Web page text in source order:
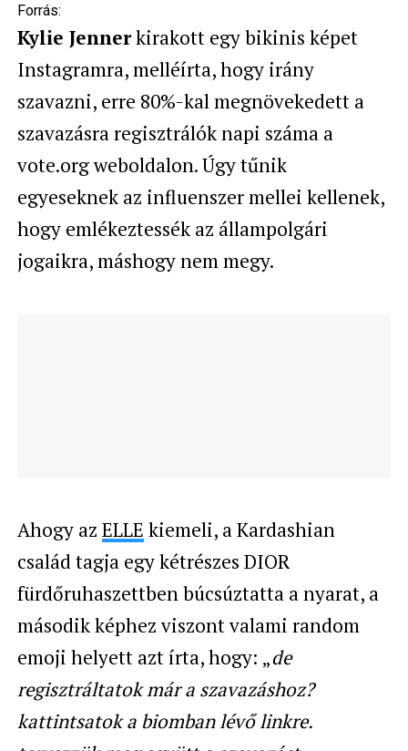
Forrás:
Kylie Jennerkirakott egy bikinis képet
Instagramra, melléírta, hogy irány
szavazni, erre 80%-kal megnövekedett a
szavazásra regisztrálók napi száma a
vote.org weboldalon. Úgy tűnik
egyeseknek az influenszer mellei kellenek,
hogy emlékeztessék az állampolgári
jogaikra, máshogy nem megy.
Ahogy az ELLE kiemeli, a Kardashian
család tagja egy kétrészes DIOR
fürdőruhaszettben búcsúztatta a nyarat, a
második képhez viszont valami random
emoji helyett azt írta, hogy: „de
regisztráltatok már a szavazáshoz?
kattintsatok a biomban lévő linkre.